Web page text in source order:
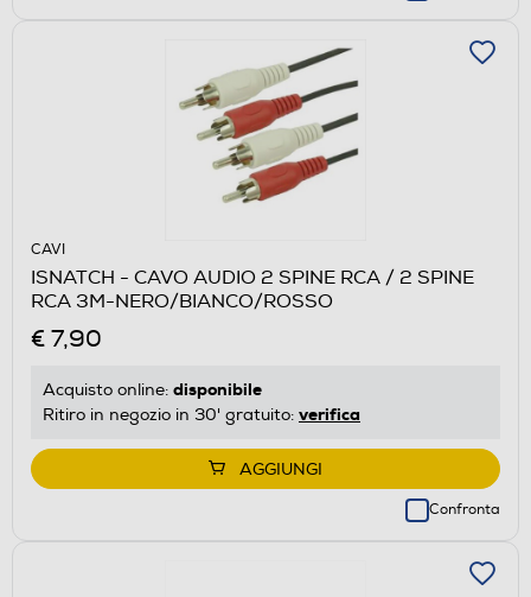
CAVI
ISNATCH - CAVO AUDIO 2 SPINE RCA / 2 SPINE
RCA 3M-NERO/BIANCO/ROSSO
€ 7,90
Acquisto online: disponibile
Ritiro in negozio in 30' gratuito: verifica
AGGIUNGI
Confronta